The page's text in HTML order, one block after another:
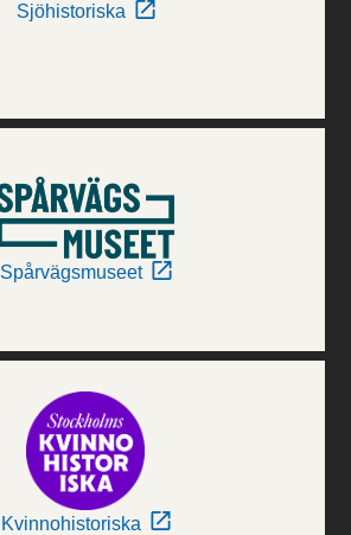
Sjöhistoriska
Spårvägsmuseet
Kvinnohistoriska